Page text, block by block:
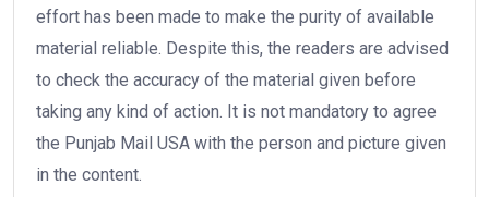
effort has been made to make the purity of available
material reliable. Despite this, the readers are advised
to check the accuracy of the material given before
taking any kind of action. It is not mandatory to agree
the Punjab Mail USA with the person and picture given
in the content.